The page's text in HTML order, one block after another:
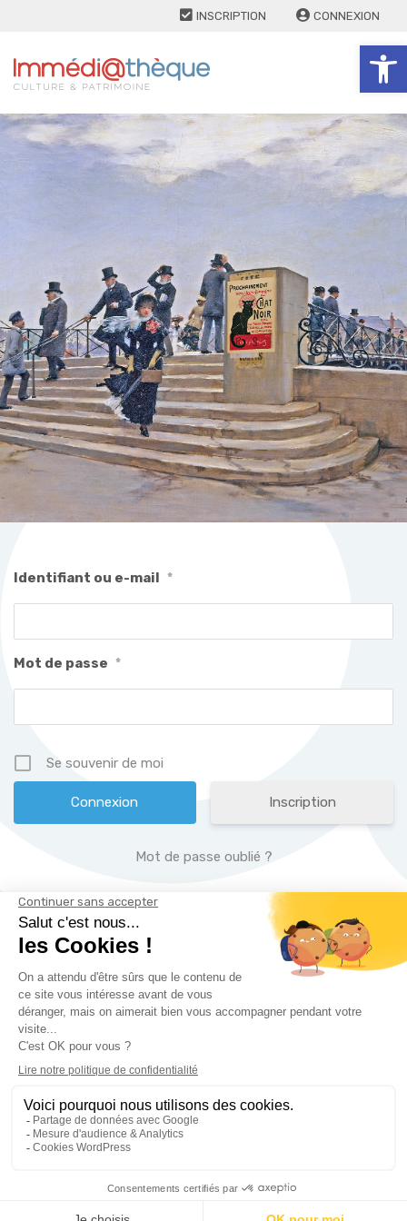
INSCRIPTION CONNEXION
Identifiant ou e-mail *
Mot de passe *
Se souvenir de moi
Inscription
Mot de passe oublié ?
Paiement sécurisé par
NOUS CONTACTER
IMMÉDIATHÈQUE
2 rue des Salines
14390 CABOURG
Tél.06 61 53 60 77
immediatheque@gmail.com
POLITIQUE DE CONFIDENTIALITÉ